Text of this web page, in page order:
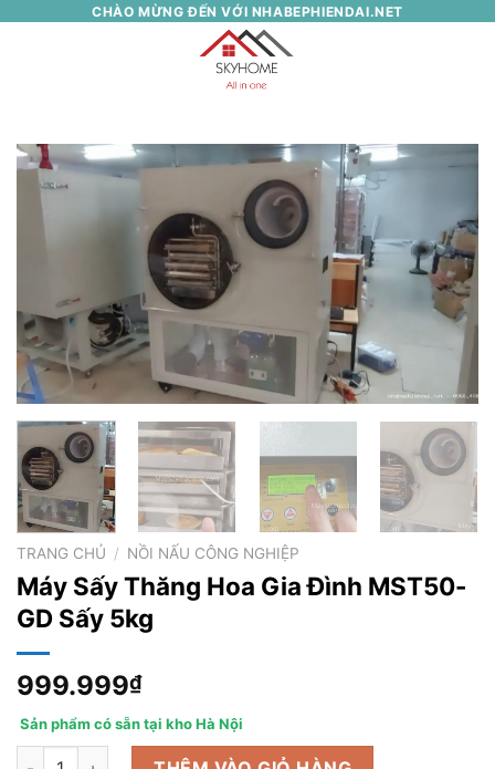
CHÀO MỪNG ĐẾN VỚI NHABEPHIENDAI.NET
TRANG CHỦ / NỒI NẤU CÔNG NGHIỆP
Máy Sấy Thăng Hoa Gia Đình MST50-
GD Sấy 5kg
999.999₫
Sản phẩm có sẵn tại kho Hà Nội
Máy Sấy Thăng Hoa Gia Đình MST50-GD Sấy 5kg số lượng